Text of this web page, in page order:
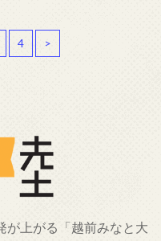
4 >
が上がる「越前みなと大